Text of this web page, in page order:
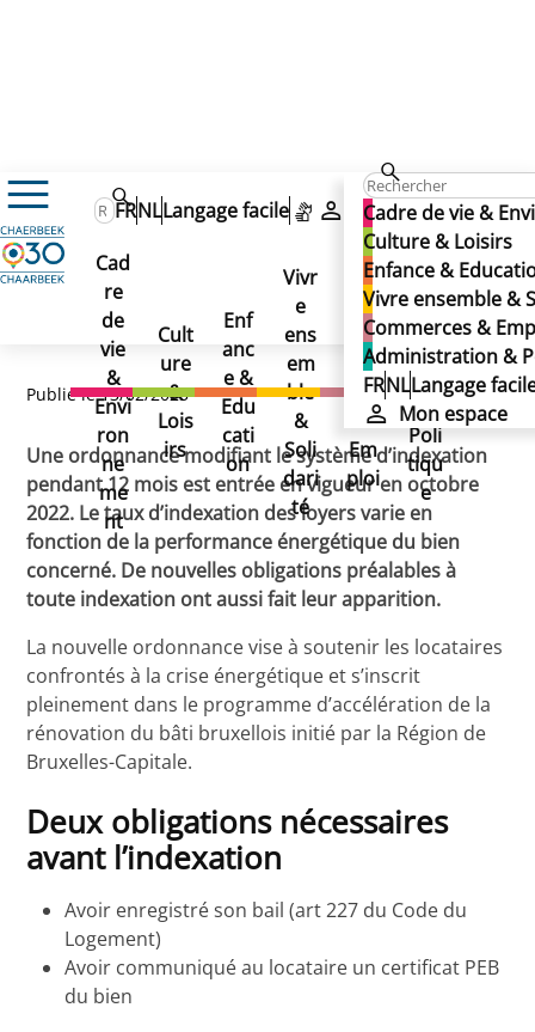
Cadre de vie &
Culture & Loisirs
Enfance &
Vivre ensemble &
Commerces &
Administration &
FRNLLangage
Mon espace
FRNLLangage facile
Mon espace
Cad
re
de
vie
&
Envi
ron
ne
me
nt
Cult
ure
&
Lois
irs
Enf
anc
e &
Edu
cati
on
Vivr
e
ens
em
ble
&
Soli
dari
té
Co
mm
erc
es
&
Em
ploi
Ad
min
istr
atio
n &
Poli
tiqu
e
Actualités
Indexation des loyers : qu’est ce qui change ?
Indexation des loyers :
qu’est ce qui change ?
Indexation des loyers :
qu’est ce qui change ?
Publié le 13/02/2023
Une ordonnance modifiant le système d’indexation
pendant 12 mois est entrée en vigueur en octobre
2022. Le taux d’indexation des loyers varie en
fonction de la performance énergétique du bien
concerné. De nouvelles obligations préalables à
toute indexation ont aussi fait leur apparition.
La nouvelle ordonnance vise à soutenir les locataires
confrontés à la crise énergétique et s’inscrit
pleinement dans le programme d’accélération de la
rénovation du bâti bruxellois initié par la Région de
Bruxelles-Capitale.
Deux obligations nécessaires
avant l’indexation
Avoir enregistré son bail (art 227 du Code du
Logement)
Avoir communiqué au locataire un certificat PEB
du bien